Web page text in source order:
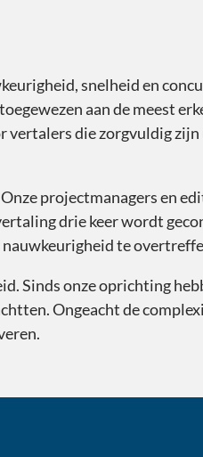
snelheid en
aan de meest
die zorgvuldig zijn
projectmanagers en
drie keer wordt
te
Sinds onze oprichting
Ongeacht de